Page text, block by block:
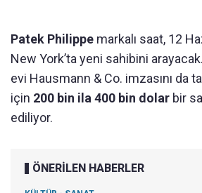
Patek Philippe markalı saat, 12
New York’ta yeni sahibini
evi Hausmann & Co. imzasını da
için 200 bin ila 400 bin dolar bir
ediliyor.
ÖNERİLEN HABERLER